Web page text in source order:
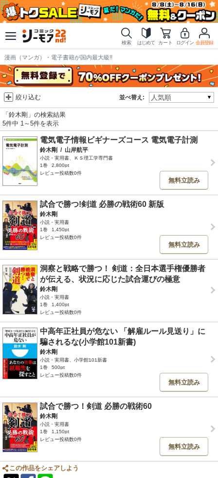
検索 はじめて カート ログイン 会員登録
漫画（マンガ）・電子書籍が国内最大級!!
並べ替え:
絞り込む
「鈴木剛」の検索結果
5件中 1～5件を表示
電気電子情報ビギナーズコース 電気電子計測
鈴木剛 / 山岸航平
小説・実用書、ＫＳ理工学専門書
1巻
2,800pt
レビュー投稿数0件
無料立読み
試合で勝つ!剣道 必勝の戦術60 新版
鈴木剛
小説・実用書
1巻
1,450pt
レビュー投稿数0件
無料立読み
洞察と戦略で勝つ！ 剣道：全日本選手権優勝者
が伝える、状況に応じた試合運びの極意
鈴木剛
小説・実用書
1巻
1,400pt
レビュー投稿数0件
中高年正社員が危ない 「解雇ルール見送り」に
騙されるな(小学館101新書)
鈴木剛
小説・実用書、小学館101新書
1巻
500pt
レビュー投稿数0件
無料立読み
試合で勝つ！剣道 必勝の戦術60
鈴木剛
小説・実用書
1巻
1,150pt
レビュー投稿数0件
無料立読み
この作品をシェアしよう